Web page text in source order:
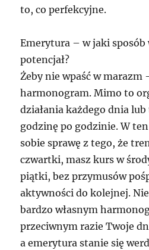
to, co perfekcyjne.
Emerytura – w jaki sposób
potencjał?
Żeby nie wpaść w marazm
harmonogram. Mimo to
działania każdego dnia
godzinę po godzinie. W
sobie sprawę z tego, że
czwartki, masz kurs w
piątki, bez przymusów
aktywności do kolejnej.
bardzo własnym
przeciwnym razie Twoje
a emerytura stanie się